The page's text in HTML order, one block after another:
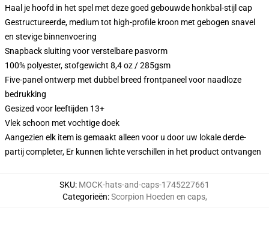
Haal je hoofd in het spel met deze goed gebouwde honkbal-stijl cap
Gestructureerde, medium tot high-profile kroon met gebogen snavel
en stevige binnenvoering
Snapback sluiting voor verstelbare pasvorm
100% polyester, stofgewicht 8,4 oz / 285gsm
Five-panel ontwerp met dubbel breed frontpaneel voor naadloze
bedrukking
Gesized voor leeftijden 13+
Vlek schoon met vochtige doek
Aangezien elk item is gemaakt alleen voor u door uw lokale derde-
partij completer, Er kunnen lichte verschillen in het product ontvangen
SKU: MOCK-hats-and-caps-1745227661
Categorieën:Scorpion Hoeden en caps,